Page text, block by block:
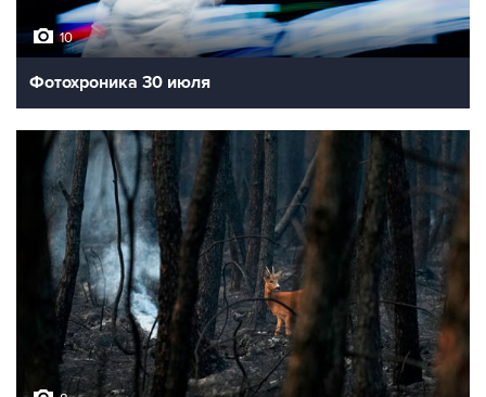
10
Фотохроника 30 июля